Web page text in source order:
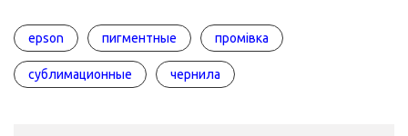
epson пигментные промівка
сублимационные чернила